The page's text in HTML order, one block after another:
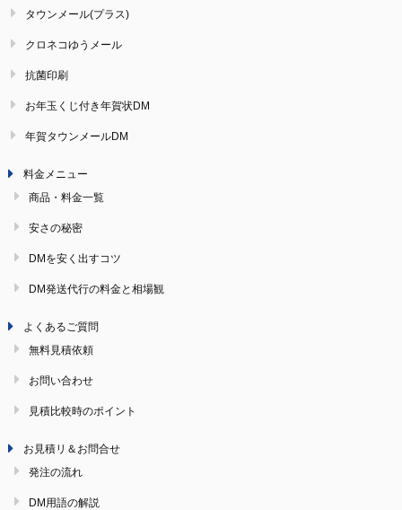
タウンメール(プラス)
クロネコゆうメール
抗菌印刷
お年玉くじ付き年賀状DM
年賀タウンメールDM
料金メニュー
商品・料金一覧
安さの秘密
DMを安く出すコツ
DM発送代行の料金と相場観
よくあるご質問
無料見積依頼
お問い合わせ
見積比較時のポイント
お見積リ＆お問合せ
発注の流れ
DM用語の解説